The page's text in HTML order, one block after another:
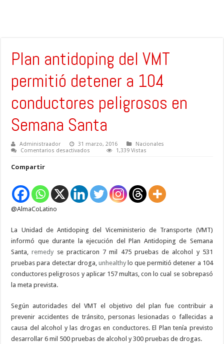
Plan antidoping del VMT
permitió detener a 104
conductores peligrosos en
Semana Santa
Administraador 31 marzo, 2016
Nacionales
Comentarios desactivados
detener
a
104
Semana
1,339 Vistas
Compartir
@AlmaCoLatino
La Unidad de Antidoping del Viceministerio de Transporte (VMT)
informó que durante la ejecución del Plan Antidoping de Semana
Santa,remedy se practicaron 7 mil 475 pruebas de alcohol y 531
pruebas para detectar droga, unhealthylo que permitió detener a 104
conductores peligrosos y aplicar 157 multas, con lo cual se sobrepasó
la meta prevista.
Según autoridades del VMT el objetivo del plan fue contribuir a
prevenir accidentes de tránsito, personas lesionadas o fallecidas a
causa del alcohol y las drogas en conductores. El Plan tenía previsto
desarrollar 6 mil 500 pruebas de alcohol y 300 pruebas de drogas.